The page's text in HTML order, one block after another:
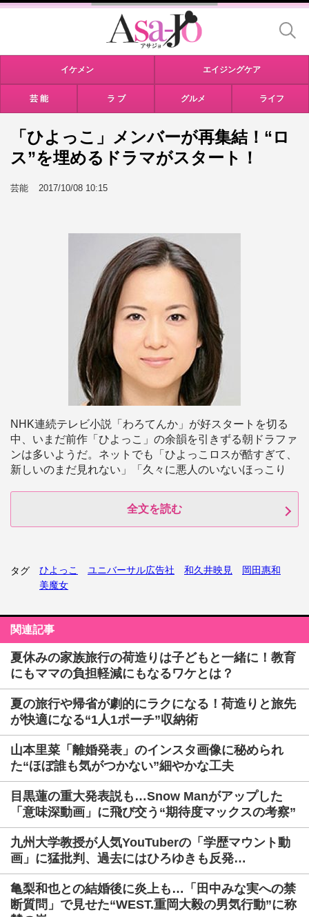
イケメン エイジングケア
芸 能 ラ ブ グルメ ライフ
「ひよっこ」メンバーが再集結！“ロ
ス”を埋めるドラマがスタート！
芸能 2017/10/08 10:15
NHK連続テレビ小説「わろてんか」が好スタートを切る
中、いまだ前作「ひよっこ」の余韻を引きずる朝ドラファ
ンは多いようだ。ネットでも「ひよっこロスが酷すぎて、
新しいのまだ見れない」「久々に悪人のいないほっこり
全文を読む
タグ ひよっこ ユニバーサル広告社 和久井映見
岡田惠和
美魔女
関連記事
夏休みの家族旅行の荷造りは子どもと一緒に！教育
にもママの負担軽減にもなるワケとは？
夏の旅行や帰省が劇的にラクになる！荷造りと旅先
が快適になる“1人1ポーチ”収納術
山本里菜「離婚発表」のインスタ画像に秘められ
た“ほぼ誰も気がつかない”細やかな工夫
目黒蓮の重大発表説も…Snow Manがアップした
「意味深動画」に飛び交う“期待度マックスの考察”
九州大学教授が人気YouTuberの「学歴マウント動
画」に猛批判、過去にはひろゆきも反発…
亀梨和也との結婚後に炎上も…「田中みな実への禁
断質問」で見せた“WEST.重岡大毅の男気行動”に称